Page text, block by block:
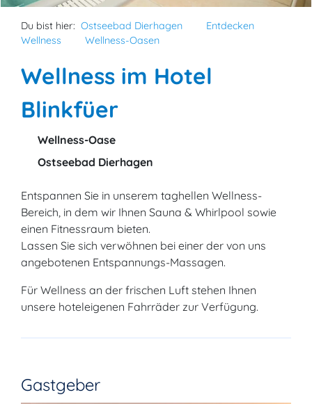
Du bist hier: Ostseebad Dierhagen
Entdecken
Wellness
Wellness-Oasen
Wellness im Hotel
Blinkfüer
Wellness-Oase
Ostseebad Dierhagen
Entspannen Sie in unserem taghellen Wellness-
Bereich, in dem wir Ihnen Sauna & Whirlpool sowie
einen Fitnessraum bieten.
Lassen Sie sich verwöhnen bei einer der von uns
angebotenen Entspannungs-Massagen.
Für Wellness an der frischen Luft stehen Ihnen
unsere hoteleigenen Fahrräder zur Verfügung.
Gastgeber